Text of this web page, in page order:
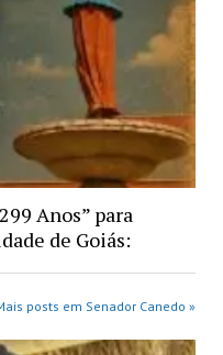
Anos” para
de Goiás:
posts em Senador Canedo »